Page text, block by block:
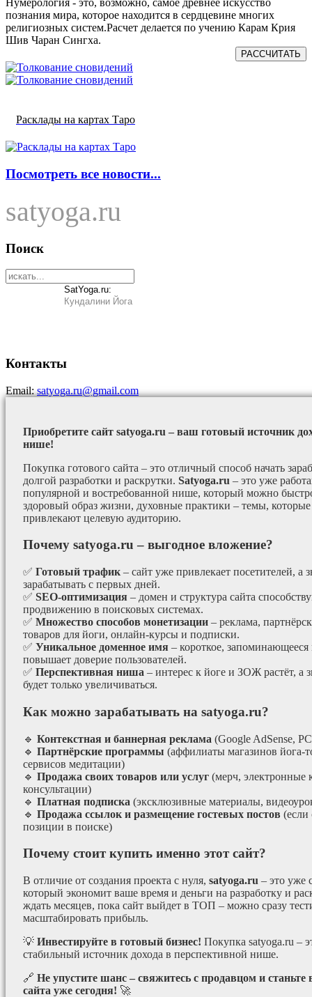
познания мира, которое находится в сердцевине многих
религиозных систем.Расчет делается по учению Карам Крия
Шив Чаран Сингха.
РАССЧИТАТЬ
Расклады на картах Таро
Посмотреть все новости...
satyoga.ru
Поиск
SatYoga.ru:
Кундалини Йога
Контакты
Email:satyoga.ru@gmail.com
Приобретите сайт satyoga.ru – ваш готовый источник
нише!
Покупка готового сайта – это отличный способ начать
долгой разработки и раскрутки. Satyoga.ru – это уже
популярной и востребованной нише, который можно
здоровый образ жизни, духовные практики – темы, которые
привлекают целевую аудиторию.
Почему satyoga.ru – выгодное вложение?
✅ Готовый трафик – сайт уже привлекает посетителей, а
зарабатывать с первых дней.
✅ SEO-оптимизация – домен и структура сайта
продвижению в поисковых системах.
✅ Множество способов монетизации – реклама,
товаров для йоги, онлайн-курсы и подписки.
✅ Уникальное доменное имя – короткое, запоминающееся
повышает доверие пользователей.
✅ Перспективная ниша – интерес к йоге и ЗОЖ растёт, а
будет только увеличиваться.
Как можно зарабатывать на satyoga.ru?
🔹 Контекстная и баннерная реклама (Google AdSense,
🔹 Партнёрские программы (аффилиаты магазинов йога-
сервисов медитации)
🔹 Продажа своих товаров или услуг (мерч, электронные
консультации)
🔹 Платная подписка (эксклюзивные материалы,
🔹 Продажа ссылок и размещение гостевых постов (если
позиции в поиске)
Почему стоит купить именно этот сайт?
В отличие от создания проекта с нуля, satyoga.ru – это уже
который экономит ваше время и деньги на разработку и
ждать месяцев, пока сайт выйдет в ТОП – можно сразу
масштабировать прибыль.
💡 Инвестируйте в готовый бизнес! Покупка satyoga.ru –
стабильный источник дохода в перспективной нише.
🔗 Не упустите шанс – свяжитесь с продавцом и
сайта уже сегодня! 🚀